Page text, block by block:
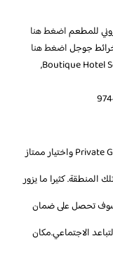
للمطعماضغط هنا
جوجلاضغط هنا
Boutique Hotel Souq Waqif,
المنطقة. كثيرا ما يزور
سوف تحصل على ضمان
الاجتماعي.مكان